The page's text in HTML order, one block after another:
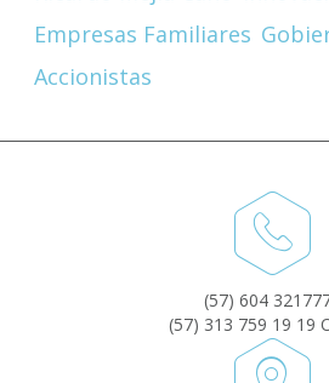
Empresas Familiares
Accionistas
(57) 604
(57) 313 759 19 19